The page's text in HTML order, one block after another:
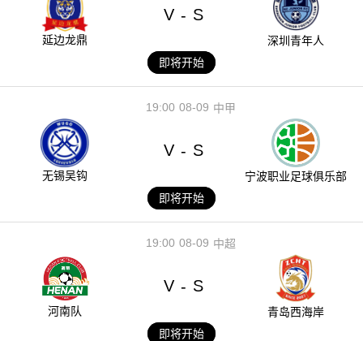
延边龙鼎
V - S
深圳青年人
即将开始
08-09
19:00 中甲
无锡吴钩
V - S
宁波职业足球俱乐部
即将开始
08-09
19:00 中超
河南队
V - S
青岛西海岸
即将开始